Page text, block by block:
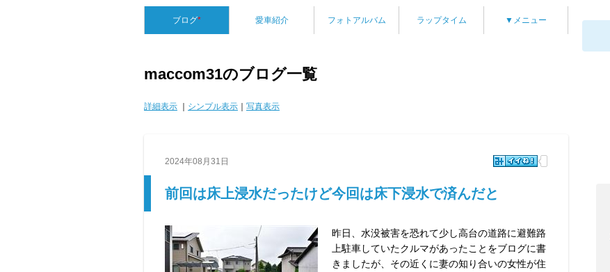
ブログ* 愛車紹介 フォトアルバム ラップタイム ▼メニュー
maccom31のブログ一覧
詳細表示 シンプル表示 写真表示
2024年08月31日
前回は床上浸水だったけど今回は床下浸水で済んだと
昨日、水没被害を恐れて少し高台の道路に避難路
上駐車していたクルマがあったことをブログに書
きましたが、その近くに妻の知り合いの女性が住